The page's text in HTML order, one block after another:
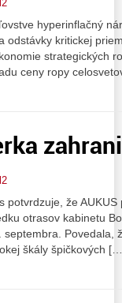
hyperinflačný
kritickej
strategických
ceny ropy
potvrdzuje, že
otrasov kabinetu
Povedala,
škály špičkových